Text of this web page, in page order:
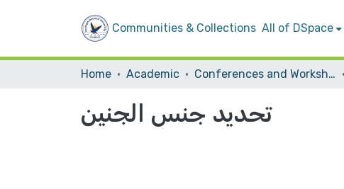
Communities & Collections All of DSpace
Home Academic Conferences and Workshops
تحديد جنس الجنين